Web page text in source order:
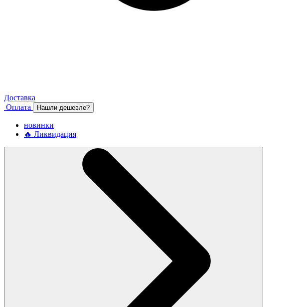
Доставка
Оплата
Нашли дешевле?
новинки
🔥 Ликвидация